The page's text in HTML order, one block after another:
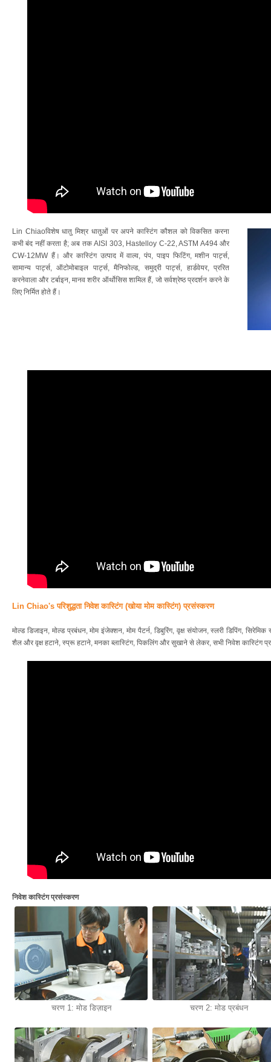
Lin Chiaoविशेष धातु मिश्र धातुओं पर अपने कास्टिंग कौशल को विकसित करना
कभी बंद नहीं करता है; अब तक AISI 303, Hastelloy C-22, ASTM A494 और
CW-12MW हैं। और कास्टिंग उत्पाद में वाल्व, पंप, पाइप फिटिंग, मशीन पार्ट्स,
सामान्य पार्ट्स, ऑटोमोबाइल पार्ट्स, मैनिफोल्ड, समुद्री पार्ट्स, हार्डवेयर, प्ररित
करनेवाला और टर्बाइन, मानव शरीर ऑर्थोसिस शामिल हैं, जो सर्वश्रेष्ठ प्रदर्शन करने के
लिए निर्मित होते हैं।
Lin Chiao's परिशुद्धता निवेश कास्टिंग (खोया मोम कास्टिंग) प्रसंस्करण
मोल्ड डिजाइन, मोल्ड प्रबंधन, मोम इंजेक्शन, मोम पैटर्न, डिबुरिंग, वृक्ष संयोजन, स्लरी डिपिंग,
शैल और वृक्ष हटाने, स्प्रू हटाने, मनका ब्लास्टिंग, पिकलिंग और सुखाने से लेकर, सभी निवेश कास्टिंग
निवेश कास्टिंग प्रसंस्करण
चरण 1: मोड डिज़ाइन चरण 2: मोड प्रबंधन